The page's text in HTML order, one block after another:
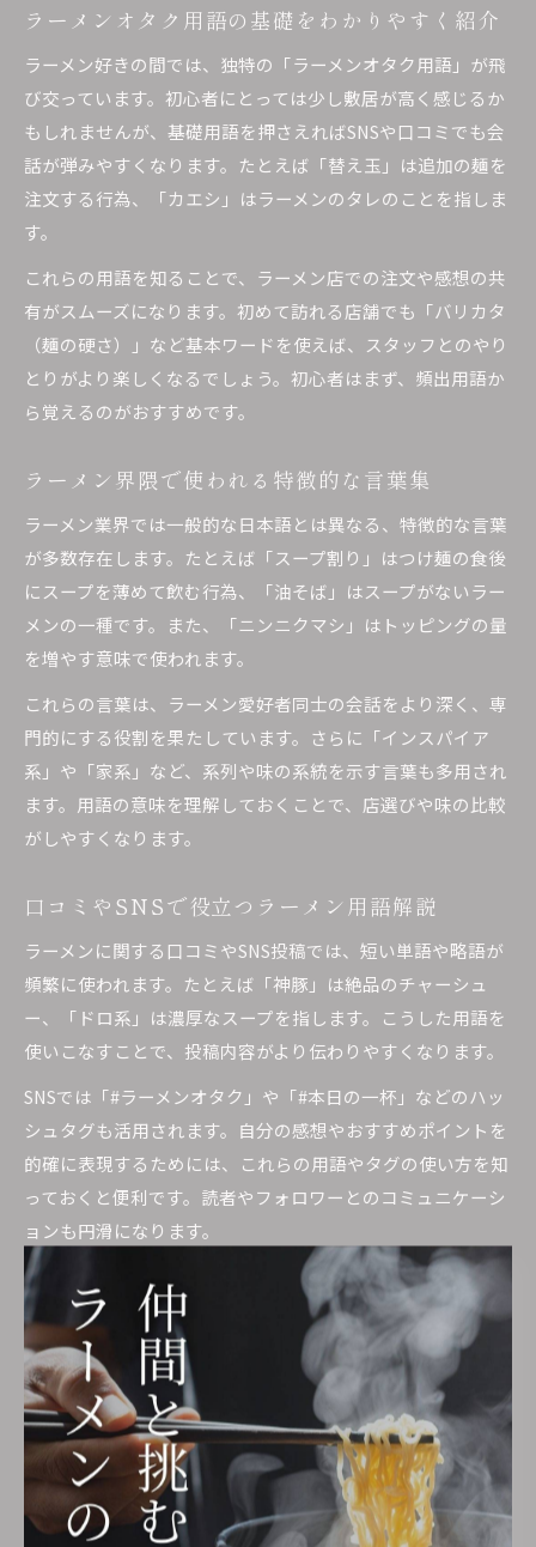
ラーメンオタク用語の基礎をわかりやすく紹介
ラーメン好きの間では、独特の「ラーメンオタク用語」が飛
び交っています。初心者にとっては少し敷居が高く感じるか
もしれませんが、基礎用語を押さえればSNSや口コミでも会
話が弾みやすくなります。たとえば「替え玉」は追加の麺を
注文する行為、「カエシ」はラーメンのタレのことを指しま
す。
これらの用語を知ることで、ラーメン店での注文や感想の共
有がスムーズになります。初めて訪れる店舗でも「バリカタ
（麺の硬さ）」など基本ワードを使えば、スタッフとのやり
とりがより楽しくなるでしょう。初心者はまず、頻出用語か
ら覚えるのがおすすめです。
ラーメン界隈で使われる特徴的な言葉集
ラーメン業界では一般的な日本語とは異なる、特徴的な言葉
が多数存在します。たとえば「スープ割り」はつけ麺の食後
にスープを薄めて飲む行為、「油そば」はスープがないラー
メンの一種です。また、「ニンニクマシ」はトッピングの量
を増やす意味で使われます。
これらの言葉は、ラーメン愛好者同士の会話をより深く、専
門的にする役割を果たしています。さらに「インスパイア
系」や「家系」など、系列や味の系統を示す言葉も多用され
ます。用語の意味を理解しておくことで、店選びや味の比較
がしやすくなります。
口コミやSNSで役立つラーメン用語解説
ラーメンに関する口コミやSNS投稿では、短い単語や略語が
頻繁に使われます。たとえば「神豚」は絶品のチャーシュ
ー、「ドロ系」は濃厚なスープを指します。こうした用語を
使いこなすことで、投稿内容がより伝わりやすくなります。
SNSでは「#ラーメンオタク」や「#本日の一杯」などのハッ
シュタグも活用されます。自分の感想やおすすめポイントを
的確に表現するためには、これらの用語やタグの使い方を知
っておくと便利です。読者やフォロワーとのコミュニケーシ
ョンも円滑になります。
ラーメン通がよく使うスラングの意味とは
ラーメン通の間では、さらにマニアックなスラングが存在し
ます。例えば「麺リフト」は箸で麺を持ち上げる様子を写真
に撮ること、「天地返し」は具材と麺を混ぜる動作です。ま
た「アブラカタマリ」は脂身が多い部位のチャーシューを指
すことがあります。
こうしたスラングを使いこなすことで、ラーメン愛好者同士